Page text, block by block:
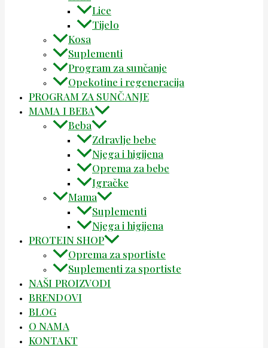
Lice
Tijelo
Kosa
Suplementi
Program za sunčanje
Opekotine i regeneracija
PROGRAM ZA SUNČANJE
MAMA I BEBA
Beba
Zdravlje bebe
Njega i higijena
Oprema za bebe
Igračke
Mama
Suplementi
Njega i higijena
PROTEIN SHOP
Oprema za sportiste
Suplementi za sportiste
NAŠI PROIZVODI
BRENDOVI
BLOG
O NAMA
KONTAKT